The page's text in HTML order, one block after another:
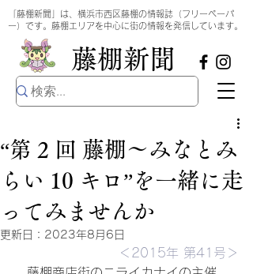
​藤棚新聞
「藤棚新聞」は、横浜市西区藤棚の情報誌（フリーペーパ
ー）です。藤棚エリアを中心に街の情報を発信しています。
“第 2 回 藤棚～みなとみ
らい 10 キロ”を一緒に走
ってみませんか
更新日： 2023年8月6日
＜2015年 第41号＞